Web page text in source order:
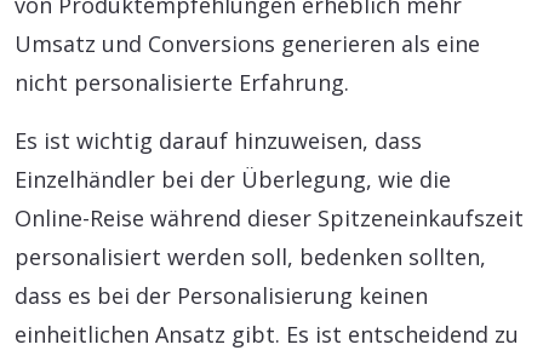
Umsatz und Conversions generieren als eine
nicht personalisierte Erfahrung.
Es ist wichtig darauf hinzuweisen, dass
Einzelhändler bei der Überlegung, wie die
Online-Reise während dieser Spitzeneinkaufszeit
personalisiert werden soll, bedenken sollten,
dass es bei der Personalisierung keinen
einheitlichen Ansatz gibt. Es ist entscheidend zu